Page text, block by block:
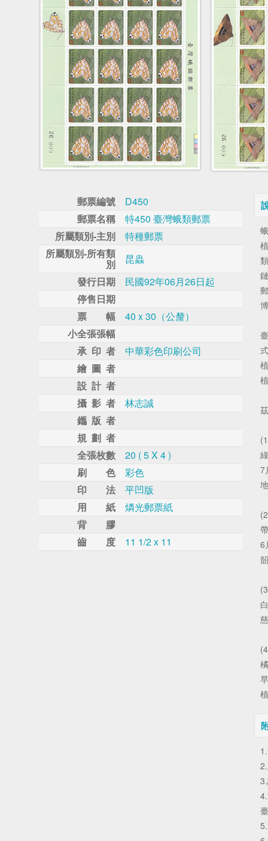
郵票編號
D450
郵票名稱
特450 臺灣蛾類郵票
所屬類別-主別
特種郵票
所屬類別-所有類
別
昆蟲
發行日期
民國92年06月26日起
停售日期
票 幅
40 x 30（公釐）
小全張張幅
承 印 者
中華彩色印刷公司
繪 圖 者
設 計 者
攝 影 者
林志誠
鑴 版 者
規 劃 者
全張枚數
20 ( 5 X 4 )
刷 色
彩色
印 法
平凹版
用 紙
燐光郵票紙
背 膠
齒 度
11 1/2 x 11
7
6